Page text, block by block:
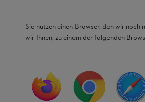
ВИ
Поради
Захоплюючі
Sie nutzen einen Browser, den wir
wir Ihnen, zu einem der folgenden